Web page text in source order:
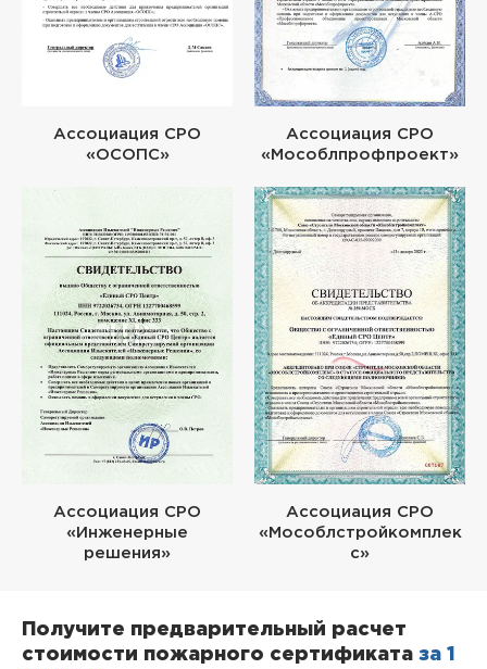
Ассоциация СРО
«ОСОПС»
Ассоциация СРО
«Мособлпрофпроект»
Ассоциация СРО
«Инженерные
решения»
Ассоциация СРО
«Мособлстройкомплек
с»
Получите предварительный расчет
стоимости пожарного сертификата за 1